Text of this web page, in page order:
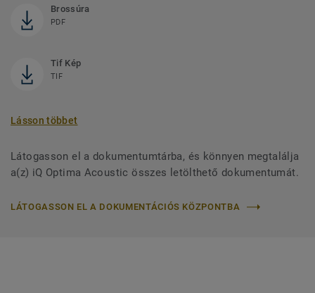
Brossúra
PDF
Tif Kép
TIF
Lásson többet
Látogasson el a dokumentumtárba, és könnyen megtalálja
a(z) iQ Optima Acoustic összes letölthető dokumentumát.
LÁTOGASSON EL A DOKUMENTÁCIÓS KÖZPONTBA